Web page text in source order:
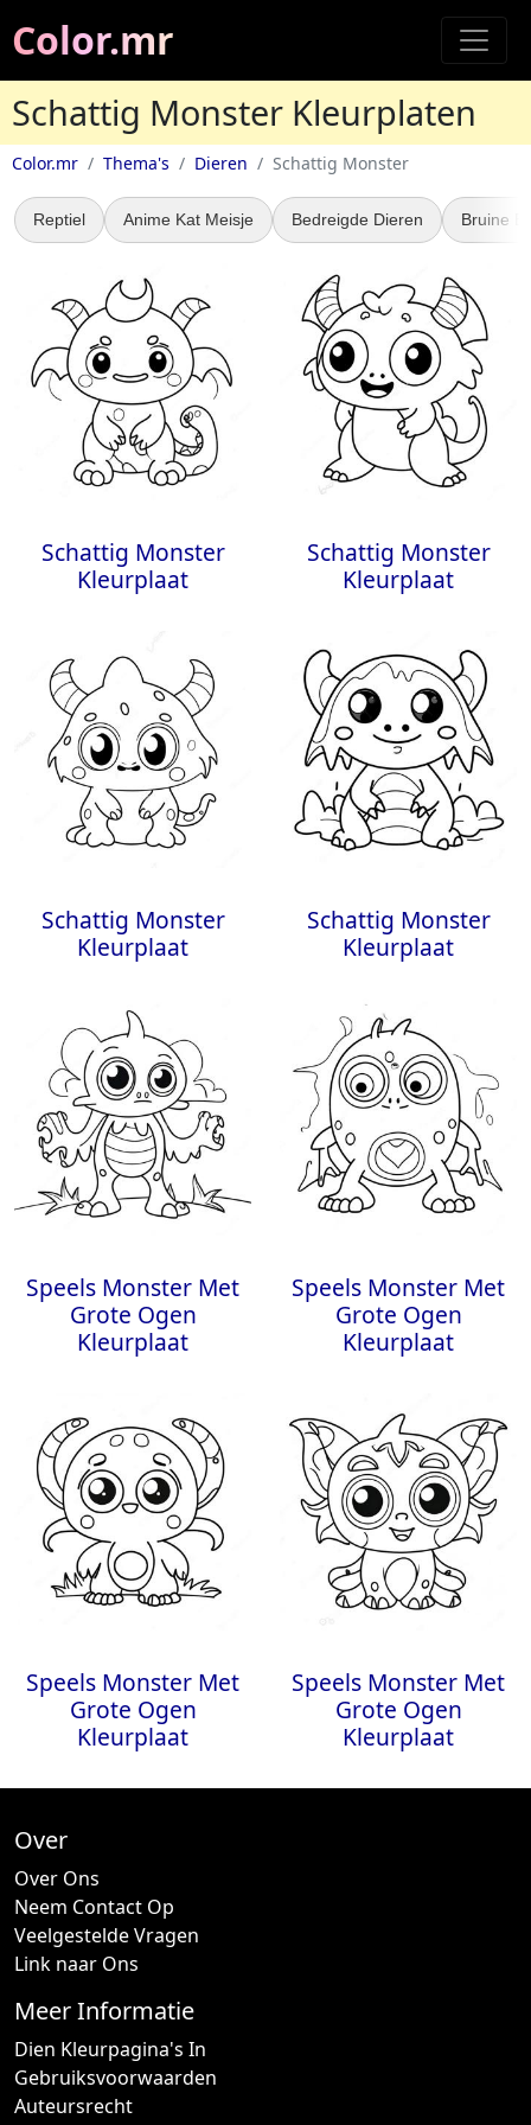
Color.mr
Schattig Monster Kleurplaten
Color.mr Thema's Dieren Schattig Monster
Reptiel Anime Kat Meisje Bedreigde Dieren Bruine
Schattig Monster
Kleurplaat
Schattig Monster
Kleurplaat
Schattig Monster
Kleurplaat
Schattig Monster
Kleurplaat
Speels Monster Met
Grote Ogen
Kleurplaat
Speels Monster Met
Grote Ogen
Kleurplaat
Speels Monster Met
Grote Ogen
Kleurplaat
Speels Monster Met
Grote Ogen
Kleurplaat
Over
Over Ons
Neem Contact Op
Veelgestelde Vragen
Link naar Ons
Meer Informatie
Dien Kleurpagina's In
Gebruiksvoorwaarden
Auteursrecht